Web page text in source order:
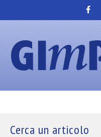
Cerca un articolo